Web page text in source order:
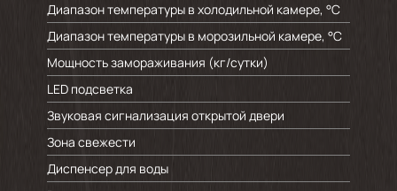
Диапазон температуры в холодильной камере, °C
Диапазон температуры в морозильной камере, °C
Мощность замораживания (кг/cутки)
LED подсветка
Звуковая сигнализация открытой двери
Зона свежести
Диспенсер для воды